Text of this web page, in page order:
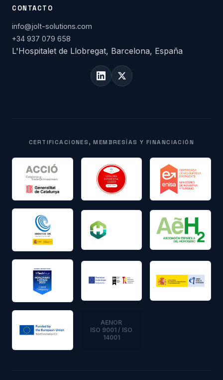
CONTACTO
info@jolt-solutions.com
+34 937 079 658
L'Hospitalet de Llobregat, Barcelona, España
CERTIFICACIONES, MEMBRESÍAS Y FINANCIACIÓN
AENOR
ISO 9001 / ISO
14001